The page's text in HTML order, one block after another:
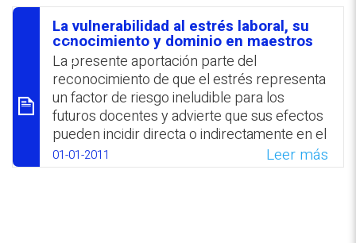
CONTENIDOS ACADÉMICOS SOBRE
EDUCACIÓN Y FORMACIÓN DEL
PROFESORADO סיכום
La vulnerabilidad al estrés laboral, su
conocimiento y dominio en maestros
La presente aportación parte del
reconocimiento de que el estrés representa
un factor de riesgo ineludible para los
futuros docentes y advierte que sus efectos
pueden incidir directa o indirectamente en el
proceso de enseñanza-aprendizaje. Se
propone la implementación de talleres que
01-01-2011 Leer más